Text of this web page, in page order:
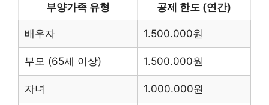
부양가족 유형 공제 한도 (연간)
배우자 1.500.000원
부모 (65세 이상) 1.500.000원
자녀 1.000.000원